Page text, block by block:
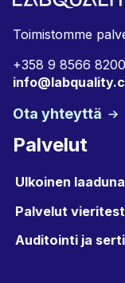
Toimistomme
+358 9 8566 8200
Ota yhteyttä
Palvelut
Ulkoinen
Palvelut
Auditointi ja